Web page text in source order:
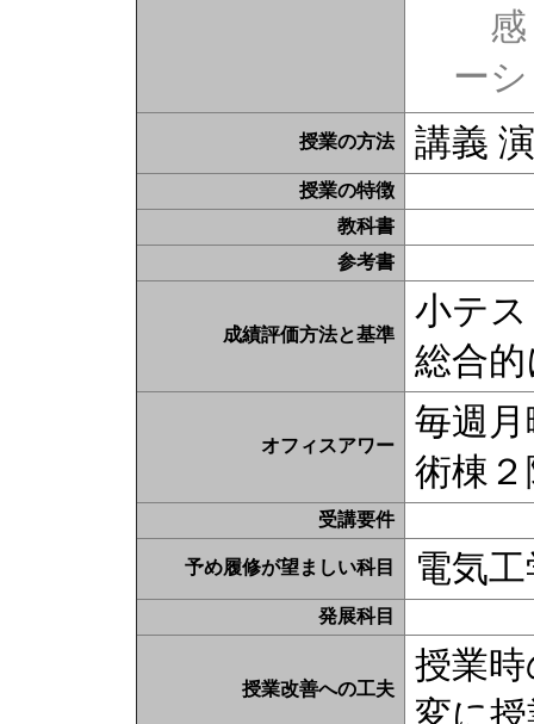
感
ー
授業の方法 講義
授業の特徴
教科書
参考書
成績評価方法と基準
小テ
総合
オフィスアワー
毎週
術棟
受講要件
予め履修が望ましい科目 電気
発展科目
授業改善への工夫
授業
変に